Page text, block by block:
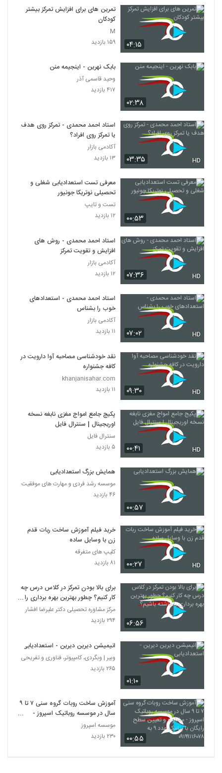
۰۴:۱۵
تمرین های برای افزایش تمرکز بیشتر
کودکان
M
۱۵۹ بازدید
۰۲:۳۸
بابک نهرین - اینجیمه منن
وحید قاسمی آذر
۴۱۷ بازدید
۰۳:۳۵ HD
استاد احمد محمدی - تمرکز روی هدف
یا تمرکز روی افراد؟
آکادمی بازار
۱۳ بازدید
۰۰:۵۳
معرفی تست استعدادیابی شغلی و
تحصیلی نوتریکا جونیور
تست و تایپ
۱۲ بازدید
۰۷:۳۶ HD
استاد احمد محمدی - روش‌ های
افزایش و تقویت تمرکز
آکادمی بازار
۱۲ بازدید
۰۷:۰۲ HD
استاد احمد محمدی - استعدادهای
خوب را بشناس
آکادمی بازار
۱۱ بازدید
۰۹:۳۰ HD
نقد خودشناسی مصاحبه آوا دارویت در
کافه جشنواره
khanjanisahar.com
۱۱ بازدید
۰۰:۴۱ HD
پکیج جامع امواج مغزی نابغه نسخه
اوریجینال | سنترال فایل
سنترال فایل
۵ بازدید
۰۰:۵۷
همایش بزرگ استعدادیابی
موسسه رشد فردی و مهارت های موفقیت
۴۶ بازدید
۰۰:۲۷ HD
خرید فیلم آموزش ساخت ربات قدم
زن با وسایل ساده
کلیپ های متفرقه
۸۱ بازدید
۰۶:۵۶
برای بالا بودن تمرکز در کلاس درس چه
کار کنیم؟ چطور بهترین بهره برداری را
داشته باشیم؟
مرکز مشاوره تحصیلی دکتر علیرضا افشار
۲۹۴ بازدید
۰۱:۱۰
انيمیشن دیرین دیرین - استعدادیابی
وبیر | وبگردی، کامپیوتر، فناوری و تفریحی
۲۶۵ بازدید
۰۰:۵۵
آموزش ساخت روبات گروه سنی ۷ تا ۹
سال در موسسه روباتیک اسپروز -
مشاوره و تعیین سطح رایگان با پیامک
عدد ۹ به ۰۹۱۹۹۱۱۶۰۷۸
موسسه اسپروز
۲۳۰ بازدید